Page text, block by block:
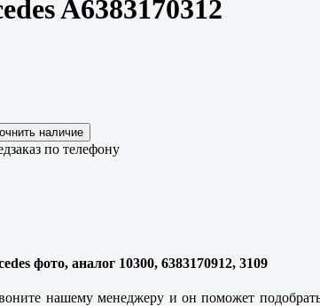
A6383170312
по телефону
фото, аналог 10300, 6383170912, 3109
нашему менеджеру и он поможет